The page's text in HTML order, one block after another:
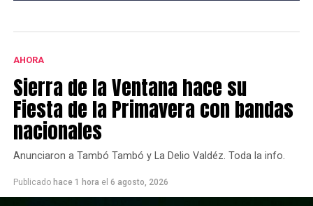
AHORA
Sierra de la Ventana hace su
Fiesta de la Primavera con bandas
nacionales
Anunciaron a Tambó Tambó y La Delio Valdéz. Toda la info.
Publicado hace 1 hora el 6 agosto, 2026